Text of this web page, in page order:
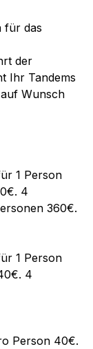
für das
der
Ihr Tandems
Wunsch
1 Person
4
360€.
1 Person
4
Person 40€.